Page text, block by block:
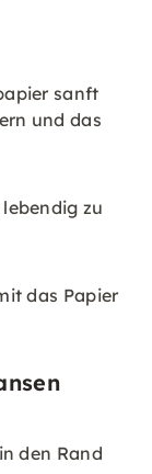
sanft
und das
zu
das Papier
den Rand